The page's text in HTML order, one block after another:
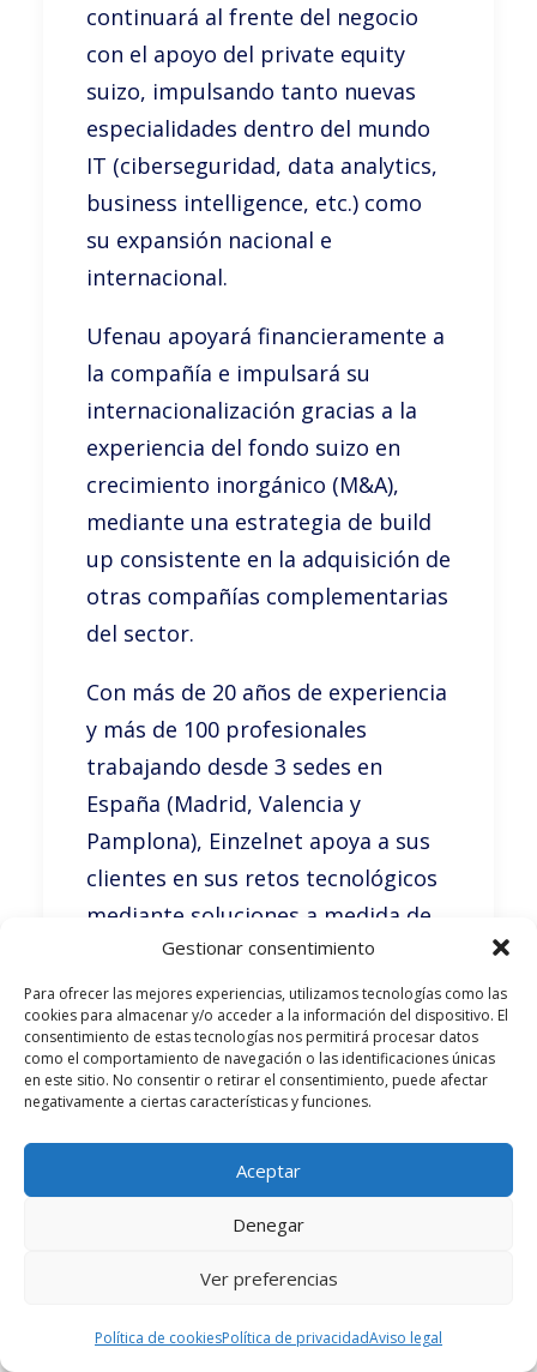
Gestionar consentimiento
Para ofrecer las mejores experiencias, utilizamos tecnologías como las
cookies para almacenar y/o acceder a la información del dispositivo. El
consentimiento de estas tecnologías nos permitirá procesar datos
como el comportamiento de navegación o las identificaciones únicas
en este sitio. No consentir o retirar el consentimiento, puede afectar
negativamente a ciertas características y funciones.
Aceptar
Denegar
Ver preferencias
Política de cookiesPolítica de privacidadAviso legal
continuará al frente del negocio
con el apoyo del private equity
suizo, impulsando tanto nuevas
especialidades dentro del mundo
IT (ciberseguridad, data analytics,
business intelligence, etc.) como
su expansión nacional e
internacional.
Ufenau apoyará financieramente a
la compañía e impulsará su
internacionalización gracias a la
experiencia del fondo suizo en
crecimiento inorgánico (M&A),
mediante una estrategia de build
up consistente en la adquisición de
otras compañías complementarias
del sector.
Con más de 20 años de experiencia
y más de 100 profesionales
trabajando desde 3 sedes en
España (Madrid, Valencia y
Pamplona), Einzelnet apoya a sus
clientes en sus retos tecnológicos
mediante soluciones a medida de
infraestructura y movilidad. La
compañía es uno de los mayores
especialistas independientes de
España con una base de clientes
que incluye empresas privadas y
entidades públicas. La firma ha
crecido ininterrumpidamente
desde su fundación en 2003,
propuesta de valor con soluciones
integrales en digitalización e IT y